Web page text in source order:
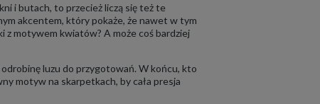
i butach, to przecież liczą się też te
akcentem, który pokaże, że nawet w tym
z motywem kwiatów? A może coś bardziej
luzu do przygotowań. W końcu, kto
motyw na skarpetkach, by cała presja